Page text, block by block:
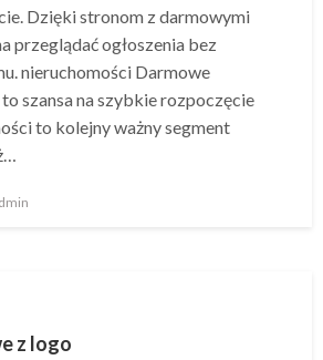
Dzięki stronom z darmowymi
przeglądać ogłoszenia bez
nieruchomości Darmowe
szansa na szybkie rozpoczęcie
to kolejny ważny segment
z logo